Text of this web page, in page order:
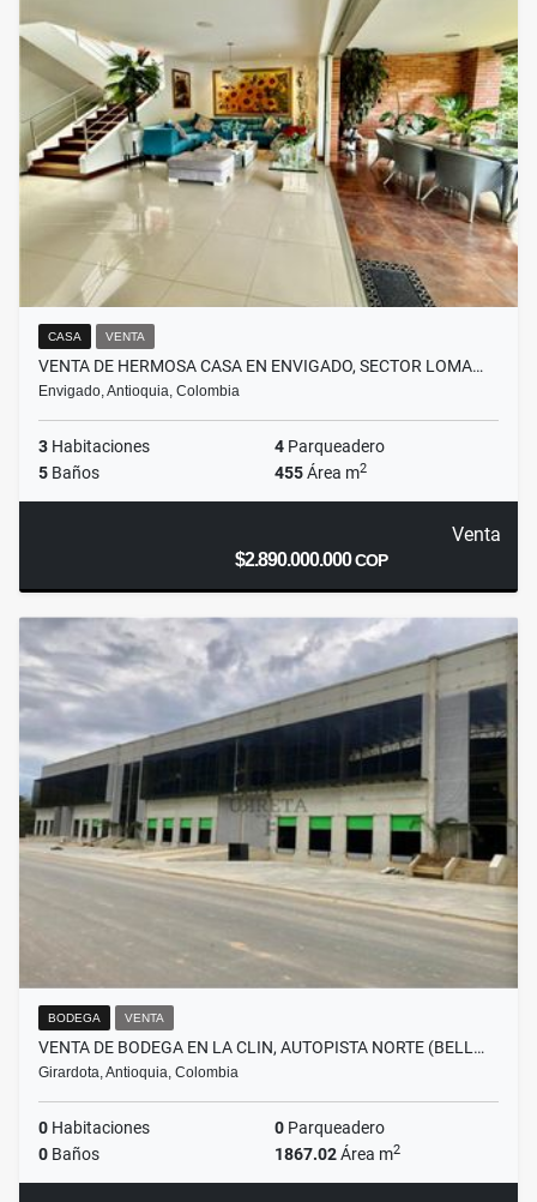
CASA VENTA
VENTA DE HERMOSA CASA EN ENVIGADO, SECTOR LOMA…
Envigado, Antioquia, Colombia
3 Habitaciones 4 Parqueadero
5 Baños 455Área m2
Venta
$2.890.000.000COP
BODEGA VENTA
VENTA DE BODEGA EN LA CLIN, AUTOPISTA NORTE (BELL…
Girardota, Antioquia, Colombia
0 Habitaciones 0 Parqueadero
0 Baños 1867.02Área m2